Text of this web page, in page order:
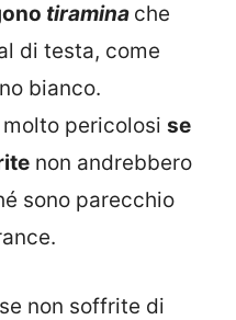
tiramina che
di testa, come
bianco.
pericolosi se
non andrebbero
sono parecchio
non soffrite di